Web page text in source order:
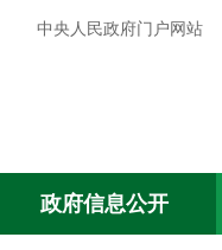
中央人民政府门户网站
政府信息公开